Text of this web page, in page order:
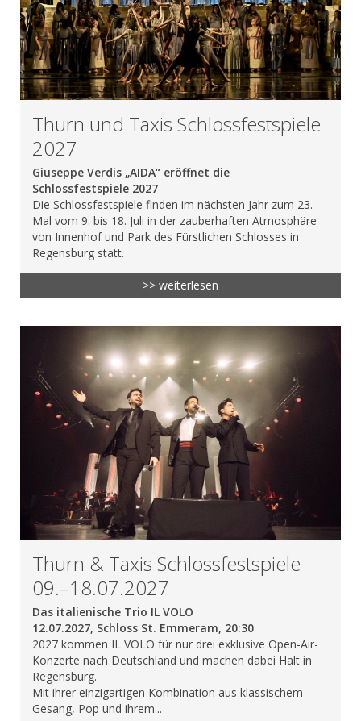
Thurn und Taxis Schlossfestspiele
2027
Giuseppe Verdis „AIDA“ eröffnet die
Schlossfestspiele 2027
Die Schlossfestspiele finden im nächsten Jahr zum 23.
Mal vom 9. bis 18. Juli in der zauberhaften Atmosphäre
von Innenhof und Park des Fürstlichen Schlosses in
Regensburg statt.
>> weiterlesen
Thurn & Taxis Schlossfestspiele
09.–18.07.2027
Das italienische Trio IL VOLO
12.07.2027, Schloss St. Emmeram, 20:30
2027 kommen IL VOLO für nur drei exklusive Open-Air-
Konzerte nach Deutschland und machen dabei Halt in
Regensburg.
Mit ihrer einzigartigen Kombination aus klassischem
Gesang, Pop und ihrem...